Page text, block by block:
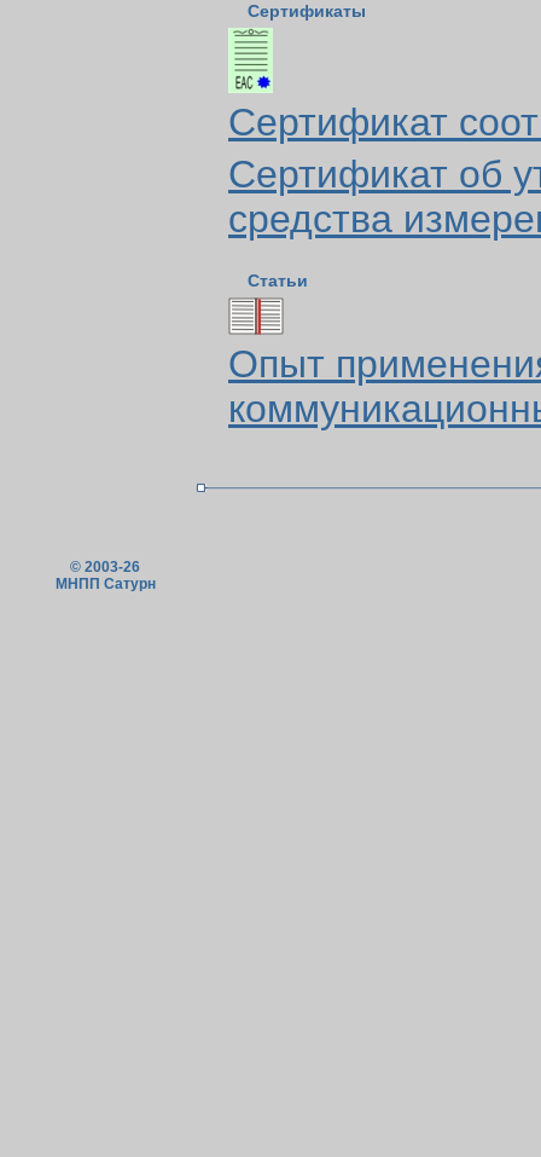
Сертификаты
Сертификат
Сертификат об
средства
Статьи
Опыт
© 2003-26
МНПП Сатурн